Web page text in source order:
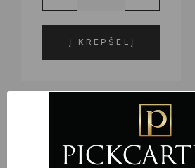
Į KREPŠELĮ
S2235997
KATEGORIJOS:
INDAI, PADĖKLAI IR